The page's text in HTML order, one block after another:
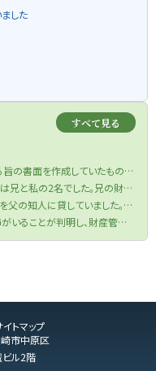
した
すべて見る
父が生前、相談者へ実家不動産を相続させる旨の書面を作成していたものの、当該書面が遺言書の要件を満たしていなかった件
父が亡くなり、母も他界しているため、相続人は兄と私の2名でした。兄の財産目録を信じて遺産分割協議を行い、半分の金銭を受け取りました。兄が相続税申告も済ませてくれたため、手続きは終了したと思っていました。しかし、先月税務署から、父の口座から兄が1000万円を自分の口座に移していたと判明し、その金額を相続財産に加え、修正申告と追加の相続税を支払うよう求められました。取り分を主張できるのか、また追加の相続税を支払う必要があるのでしょうか？
父は不動産を複数持っており、戸建ての建物を父の知人に貸していました。役所から連絡があり、どうやら半年ほど前に賃借人が亡くなっており、現在、空き家になってしまっているということでした。まずは、賃借人の相続人に連絡をするよう言われましたが、役所は相続人の連絡先を教えてくれませんでした。私は賃借人の方と一度もお会いしたことがなく、相続人ももちろん把握していません。どうすればよいですか？
自分が一度も会ったことのない父親の違う姉がいることが判明し、財産管理能力もないことが分かったのですが、どうしたらよいですか？
市中原区
ル2階
イトマップ